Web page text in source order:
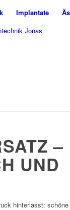
Implantate
–
UND
hinterlässt: schöne